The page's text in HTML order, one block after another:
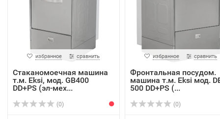
избранное сравнить
Стаканомоечная машина
т.м. Eksi, мод. GB400
DD+PS (эл-мех...
(0)
избранное сравнить
Фронтальная посудом.
машина т.м. Eksi мод.
500 DD+PS (...
(0)